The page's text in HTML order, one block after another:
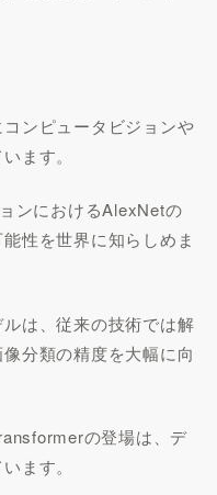
ンピュータビジョンや
ます。
ンにおけるAlexNetの
性を世界に知らしめま
は、従来の技術では解
分類の精度を大幅に向
の登場は、デ
ます。